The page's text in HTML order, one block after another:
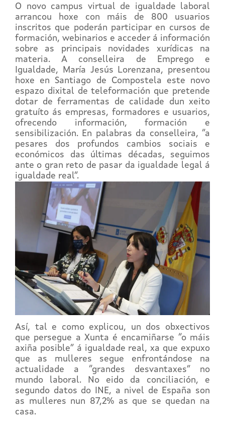
O novo campus virtual de igualdade laboral
arrancou hoxe con máis de 800 usuarios
inscritos que poderán participar en cursos de
formación, webinarios e acceder á información
sobre as principais novidades xurídicas na
materia. A conselleira de Emprego e
Igualdade, María Jesús Lorenzana, presentou
hoxe en Santiago de Compostela este novo
espazo dixital de teleformación que pretende
dotar de ferramentas de calidade dun xeito
gratuíto ás empresas, formadores e usuarios,
ofrecendo información, formación e
sensibilización. En palabras da conselleira, “a
pesares dos profundos cambios sociais e
económicos das últimas décadas, seguimos
ante o gran reto de pasar da igualdade legal á
igualdade real”.
Así, tal e como explicou, un dos obxectivos
que persegue a Xunta é encamiñarse “o máis
axiña posible” á igualdade real, xa que expuxo
que as mulleres segue enfrontándose na
actualidade a “grandes desvantaxes” no
mundo laboral. No eido da conciliación, e
segundo datos do INE, a nivel de España son
as mulleres nun 87,2% as que se quedan na
casa.